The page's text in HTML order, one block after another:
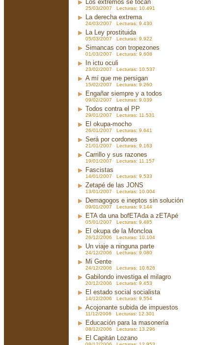
Los extremos se tocan
25/03/2007 Lecturas: 10.491
La derecha extrema
24/03/2007 Lecturas: 9.430
La Ley prostituida
05/03/2007 Lecturas: 9.922
Simancas con tropezones
01/03/2007 Lecturas: 9.608
In ictu oculi
23/02/2007 Lecturas: 10.537
A mí que me persigan
15/02/2007 Lecturas: 9.260
Engañar siempre y a todos
09/02/2007 Lecturas: 9.039
Todos contra el PP
29/01/2007 Lecturas: 11.531
El okupa-mocho
26/01/2007 Lecturas: 9.641
Será por cordones
21/01/2007 Lecturas: 9.163
Carrillo y sus razones
19/01/2007 Lecturas: 11.157
Fascistas
14/01/2007 Lecturas: 9.533
Zetapé de las JONS
13/01/2007 Lecturas: 10.004
Demagogos e ineptos sin solución
09/01/2007 Lecturas: 9.144
ETA da una bofETAda a zETApé
05/01/2007 Lecturas: 9.485
El okupa de la Moncloa
26/12/2006 Lecturas: 10.104
Un viaje a ninguna parte
24/12/2006 Lecturas: 9.080
Mi Gente
24/12/2006 Lecturas: 10.626
Gabilondo investiga el milagro
20/12/2006 Lecturas: 9.453
El estado social socialista
14/12/2006 Lecturas: 9.554
Acojonante subida de impuestos
11/12/2006 Lecturas: 12.301
Educación para la masonería
08/12/2006 Lecturas: 13.296
El Capitán Lozano